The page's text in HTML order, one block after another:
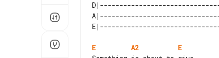
E A2
E